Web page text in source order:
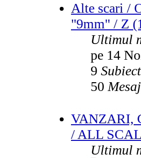
Alte scari /
"9mm" / Z
Ultimul
pe 14
9
50
VANZARI,
/ ALL
Ultimul